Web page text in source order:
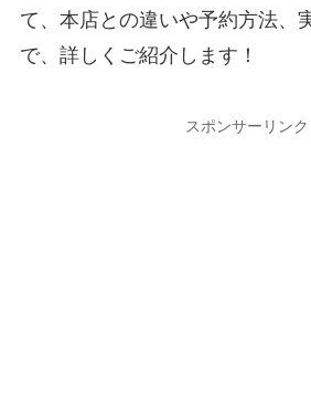
て、本店との違いや予約方法、
で、詳しくご紹介します！
スポンサーリンク